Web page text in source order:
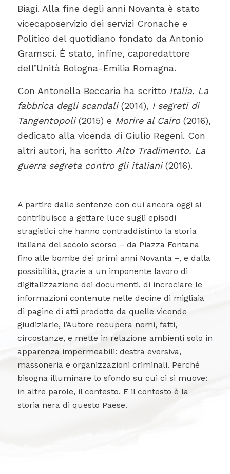
Biagi. Alla fine degli anni Novanta è stato
vicecaposervizio dei servizi Cronache e
Politico del quotidiano fondato da Antonio
Gramsci. È stato, infine, caporedattore
dell’Unità Bologna-Emilia Romagna.
Con Antonella Beccaria ha scritto Italia. La
fabbrica degli scandali(2014), I segreti di
Tangentopoli(2015) e Morire al Cairo(2016),
dedicato alla vicenda di Giulio Regeni. Con
altri autori, ha scritto Alto Tradimento. La
guerra segreta contro gli italiani(2016).
A partire dalle sentenze con cui ancora oggi si
contribuisce a gettare luce sugli episodi
stragistici che hanno contraddistinto la storia
italiana del secolo scorso – da Piazza Fontana
fino alle bombe dei primi anni Novanta –, e dalla
possibilità, grazie a un imponente lavoro di
digitalizzazione dei documenti, di incrociare le
informazioni contenute nelle decine di migliaia
di pagine di atti prodotte da quelle vicende
giudiziarie, l’Autore recupera nomi, fatti,
circostanze, e mette in relazione ambienti solo in
apparenza impermeabili: destra eversiva,
massoneria e organizzazioni criminali. Perché
bisogna illuminare lo sfondo su cui ci si muove:
in altre parole, il contesto. E il contesto è la
storia nera di questo Paese.